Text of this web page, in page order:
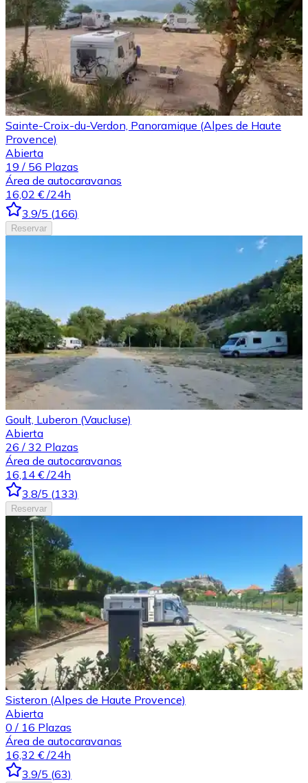
Sainte-Croix-du-Verdon, Panoramique (Alpes de Haute
Provence)
Abierta
19 / 56 Plazas
Área de autocaravanas
16,02 € /24h
3.9/5 (166)
Reservar
Goult, Luberon (Vaucluse)
Abierta
26 / 32 Plazas
Área de autocaravanas
16,14 € /24h
3.8/5 (133)
Reservar
Sisteron (Alpes de Haute Provence)
Abierta
0 / 16 Plazas
Área de autocaravanas
16,32 € /24h
3.9/5 (63)